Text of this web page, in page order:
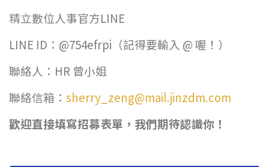
精立數位人事官方LINE
LINE ID：@754efrpi（記得要輸入 @ 喔！）
聯絡人：HR 曾小姐
聯絡信箱： sherry_zeng@mail.jinzdm.com
歡迎直接填寫招募表單，我們期待認識你！